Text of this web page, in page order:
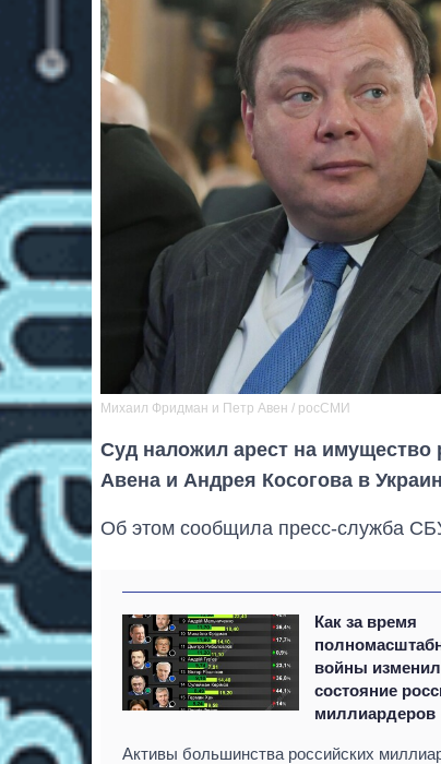
Михаил Фридман и Петр Авен / росСМИ
Суд наложил арест на
Авена и Андрея Косогова в
Об этом сообщила пресс-служба
Как за время
войны
состояние
миллиардеров
Активы большинства российских